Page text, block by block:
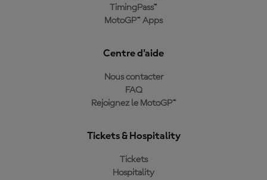
TimingPass™
MotoGP™ Apps
Centre d'aide
Nous contacter
FAQ
Rejoignez le MotoGP™
Tickets & Hospitality
Tickets
Hospitality